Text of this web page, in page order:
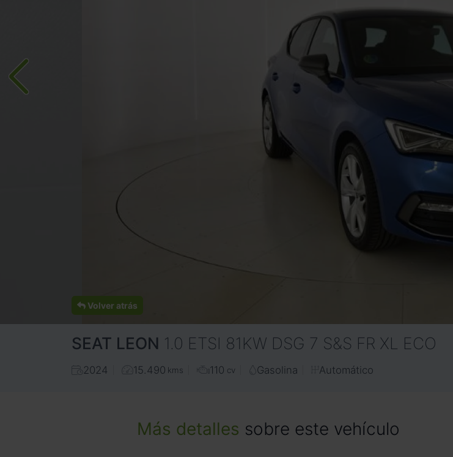
Volver atrás
SEAT LEON 1.0 ETSI 81KW DSG 7 S&S FR XL ECO
2024 15.490 kms 110 cv Gasolina Automático
Más detalles sobre este vehículo